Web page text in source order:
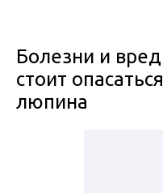
Болезни и
стоит
люпина